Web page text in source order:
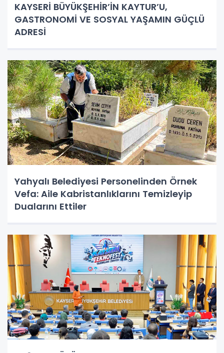
KAYSERİ BÜYÜKŞEHİR’İN KAYTUR’U,
GASTRONOMİ VE SOSYAL YAŞAMIN GÜÇLÜ
ADRESİ
Yahyalı Belediyesi Personelinden Örnek
Vefa: Aile Kabristanlıklarını Temizleyip
Dualarını Ettiler